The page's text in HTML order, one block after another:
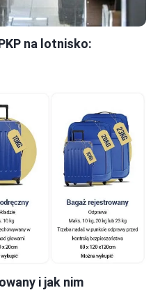
na lotnisko:
i jak nim